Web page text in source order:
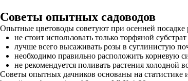
Советы опытных садоводов
Опытные цветоводы советуют при осенней посадке
не стоит использовать только торфяной
лучше всего высаживать розы в суглинистую
необходимо правильно расположить корневую
не рекомендуется поливать растения холодной
Советы опытных дачников основаны на статистике